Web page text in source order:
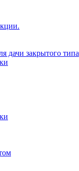
дачи закрытого типа